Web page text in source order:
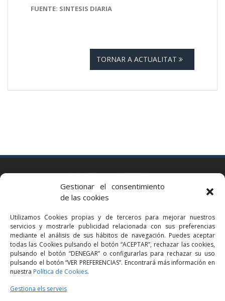
Gestionar el consentimiento
de las cookies
Utilizamos Cookies propias y de terceros para mejorar nuestros
servicios y mostrarle publicidad relacionada con sus preferencias
mediante el análisis de sus hábitos de navegación. Puedes aceptar
todas las Cookies pulsando el botón “ACEPTAR”, rechazar las cookies,
pulsando el botón “DENEGAR” o configurarlas para rechazar su uso
pulsando el botón “VER PREFERENCIAS”. Encontrará más información en
nuestra Política de Cookies.
Gestiona els serveis
FUENTE: SINTESIS DIARIA
TORNAR A ACTUALITAT
Via Augusta 2 bis, 3º, 08006 Barcelona
bcn@bellavistalegal.eu
GRANOLLERS
C/ Sant Jaume, 16 1r, 08401 Granollers (Bcn)
+34 93 860 39 60
grn@bellavistalegal.eu
MADRID